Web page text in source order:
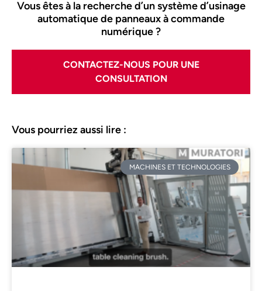
Vous êtes à la recherche d’un système d’usinage
automatique de panneaux à commande
numérique ?
CONTACTEZ-NOUS POUR UNE
CONSULTATION
Vous pourriez aussi lire :
MACHINES ET TECHNOLOGIES